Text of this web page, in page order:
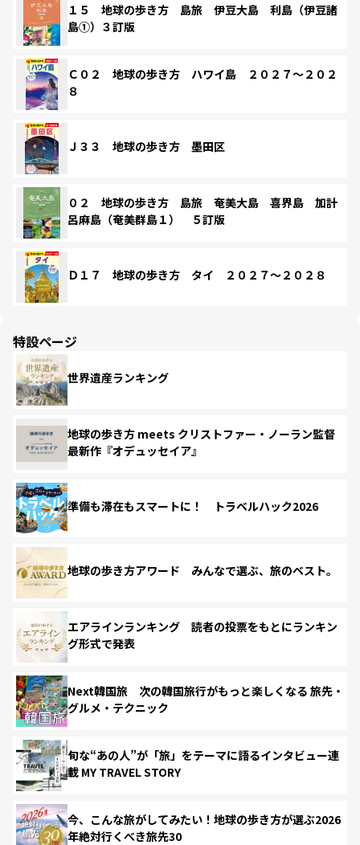
１５ 地球の歩き方 島旅 伊豆大島 利島（伊豆諸
島①）３訂版
Ｃ０２ 地球の歩き方 ハワイ島 ２０２７～２０２
８
Ｊ３３ 地球の歩き方 墨田区
０２ 地球の歩き方 島旅 奄美大島 喜界島 加計
呂麻島（奄美群島１） ５訂版
Ｄ１７ 地球の歩き方 タイ ２０２７～２０２８
特設ページ
世界遺産ランキング
地球の歩き方 meets クリストファー・ノーラン監督
最新作『オデュッセイア』
準備も滞在もスマートに！ トラベルハック2026
地球の歩き方アワード みんなで選ぶ、旅のベスト。
エアラインランキング 読者の投票をもとにランキン
グ形式で発表
Next韓国旅 次の韓国旅行がもっと楽しくなる 旅先・
グルメ・テクニック
旬な“あの人”が「旅」をテーマに語るインタビュー連
載 MY TRAVEL STORY
今、こんな旅がしてみたい！地球の歩き方が選ぶ2026
年絶対行くべき旅先30